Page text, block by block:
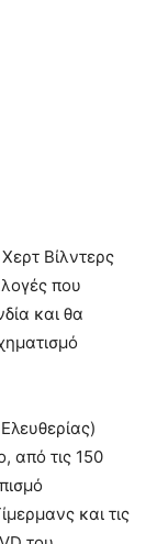
Βίλντερς
που
και θα
από τις 150
και τις